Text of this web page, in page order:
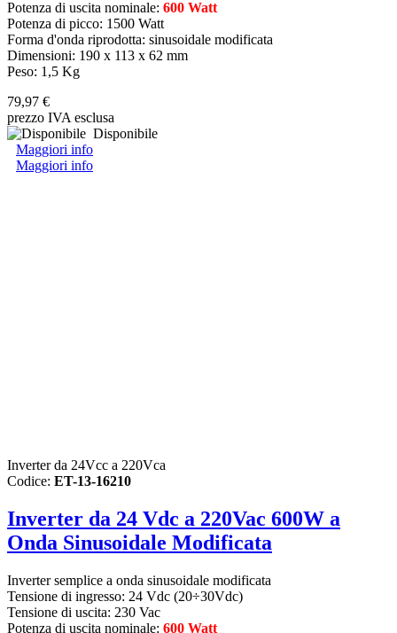
Potenza di uscita nominale: 600 Watt
Potenza di picco: 1500 Watt
Forma d'onda riprodotta: sinusoidale modificata
Dimensioni: 190 x 113 x 62 mm
Peso: 1,5 Kg
79,97 €
prezzo IVA esclusa
Disponibile
Maggiori info
Maggiori info
Inverter da 24Vcc a 220Vca
Codice: ET-13-16210
Inverter da 24 Vdc a 220Vac 600W a
Onda Sinusoidale Modificata
Inverter semplice a onda sinusoidale modificata
Tensione di ingresso: 24 Vdc (20÷30Vdc)
Tensione di uscita: 230 Vac
Potenza di uscita nominale: 600 Watt